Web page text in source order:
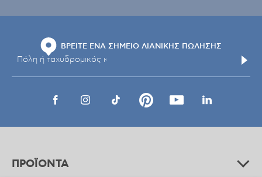
ΒΡΕΙΤΕ ΕΝΑ ΣΗΜΕΙΟ ΛΙΑΝΙΚΗΣ ΠΩΛΗΣΗΣ
ΠΡΟΪΟΝΤΑ